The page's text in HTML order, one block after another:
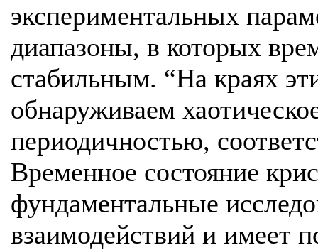
экспериментальных
диапазоны, в которых
стабильным. “На краях
обнаруживаем
периодичностью,
Временное состояние
фундаментальные
взаимодействий и имеет